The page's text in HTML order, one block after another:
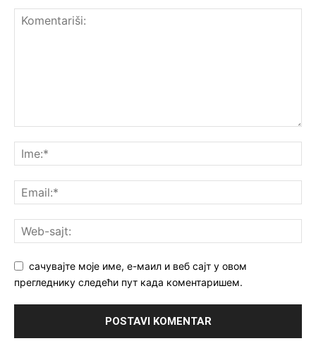
сачувајте моје име, е-маил и веб сајт у овом
прегледнику следећи пут када коментаришем.